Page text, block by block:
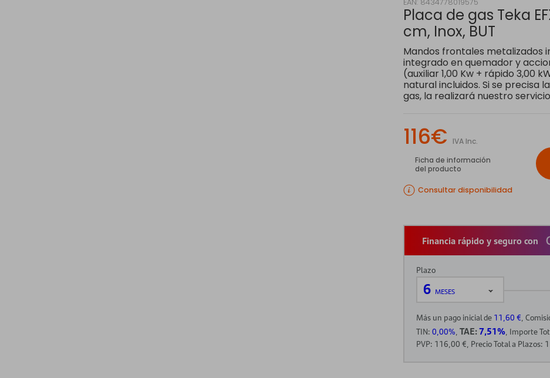
EAN: 8434778019575
Placa de gas Teka
cm, Inox, BUT
Mandos frontales metalizados
integrado en quemador y
(auxiliar 1,00 Kw + rápido 3,00
natural incluidos. Si se precisa
gas, la realizará nuestro
116€
IVA Inc.
Ficha de información
del producto
Consultar disponibilidad